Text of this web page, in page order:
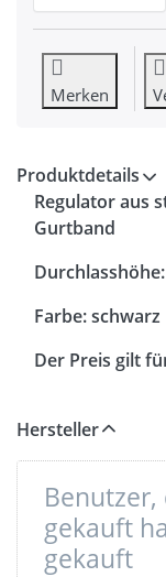
Merken
Produktdetails
Regulator aus
Gurtband
Farbe: schwarz
Der Preis gilt
Hersteller
gekauft
gekauft